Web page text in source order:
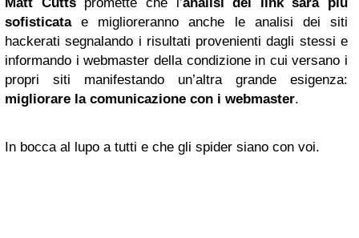
sofisticatae miglioreranno anche le analisi dei siti
hackerati segnalando i risultati provenienti dagli stessi e
informando i webmaster della condizione in cui versano i
propri siti manifestando un’altra grande esigenza:
migliorare la comunicazione con i webmaster.
In bocca al lupo a tutti e che gli spider siano con voi.